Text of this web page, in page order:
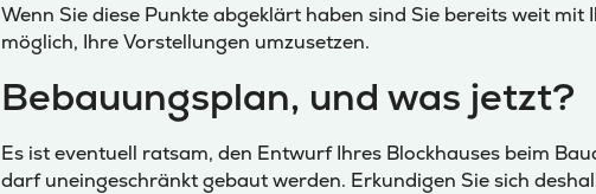
Wenn Sie diese Punkte abgeklärt haben sind Sie bereits weit
möglich, Ihre Vorstellungen umzusetzen.
Bebauungsplan, und was jetzt?
Es ist eventuell ratsam, den Entwurf Ihres Blockhauses beim
darf uneingeschränkt gebaut werden. Erkundigen Sie sich